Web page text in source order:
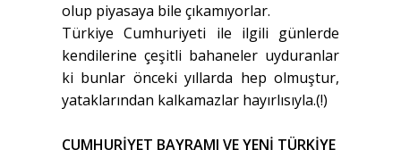
olup piyasaya bile çıkamıyorlar.
Türkiye Cumhuriyeti ile ilgili günlerde
kendilerine çeşitli bahaneler uyduranlar
ki bunlar önceki yıllarda hep olmuştur,
yataklarından kalkamazlar hayırlısıyla.(!)
CUMHURİYET BAYRAMI VE YENİ TÜRKİYE